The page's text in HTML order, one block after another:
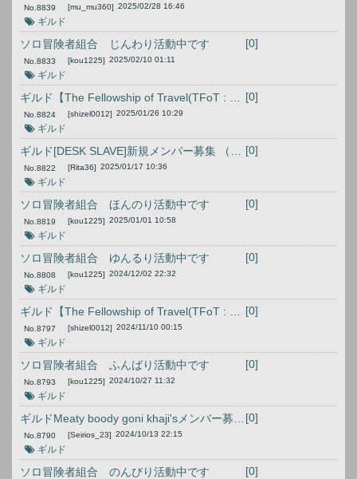
No. 8839 [mu_mu360] 2025/02/28 16:46
ギルド
No. 8833
ソロ冒険者組合 じんわり活動中です [0]
[kou1225] 2025/02/10 01:11
ギルド
No. 8824
[0]
[shizel0012] 2025/01/26 10:29
ギルド
No. 8822
[0]
[Rita36] 2025/01/17 10:36
ギルド
No. 8819
ソロ冒険者組合 ほんのり活動中です [0]
[kou1225] 2025/01/01 10:58
ギルド
No. 8808
ソロ冒険者組合 ゆんるり活動中です [0]
[kou1225] 2024/12/02 22:32
ギルド
No. 8797
[0]
[shizel0012] 2024/11/10 00:15
ギルド
No. 8793
ソロ冒険者組合 ふんばり活動中です [0]
[kou1225] 2024/10/27 11:32
ギルド
No. 8790
[0]
[Seirios_23] 2024/10/13 22:15
ギルド
ソロ冒険者組合 のんびり活動中です [0]